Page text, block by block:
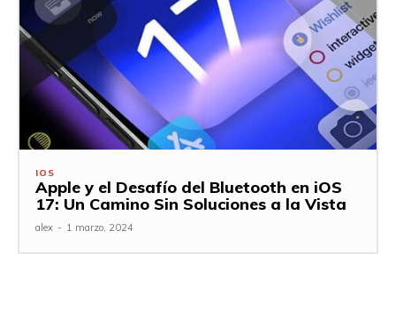
IOS
Apple y el Desafío del Bluetooth en iOS
17: Un Camino Sin Soluciones a la Vista
alex - 1 marzo, 2024